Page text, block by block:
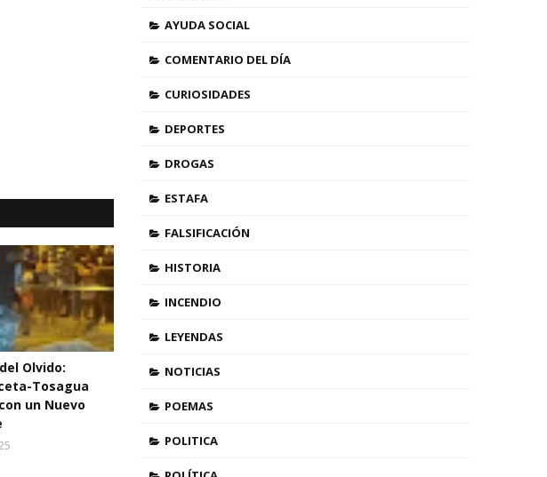
Olvido:
Tosagua
un Nuevo
AYUDA SOCIAL
COMENTARIO DEL DÍA
CURIOSIDADES
DEPORTES
DROGAS
ESTAFA
FALSIFICACIÓN
HISTORIA
INCENDIO
LEYENDAS
NOTICIAS
POEMAS
POLITICA